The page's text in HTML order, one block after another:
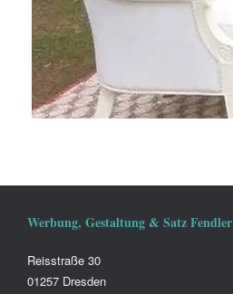
Werbung, Gestaltung & Satz Fendler
Reisstraße 30
01257 Dresden